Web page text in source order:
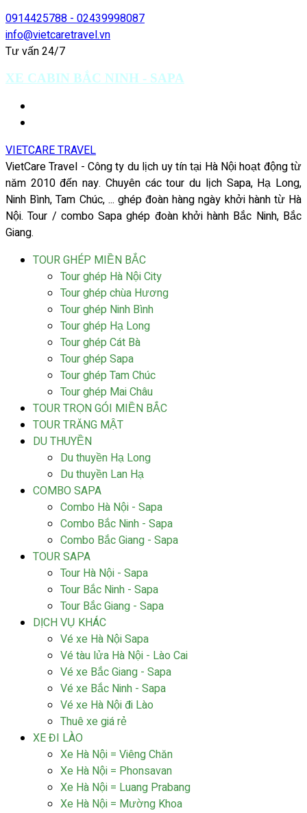
0914425788 - 02439998087
info@vietcaretravel.vn
Tư vấn 24/7
XE CABIN BẮC NINH - SAPA
VIETCARE TRAVEL
VietCare Travel - Công ty du lịch uy tín tại Hà Nội hoạt động từ
năm 2010 đến nay. Chuyên các tour du lịch Sapa, Hạ Long,
Ninh Bình, Tam Chúc, ... ghép đoàn hàng ngày khởi hành từ Hà
Nội. Tour / combo Sapa ghép đoàn khởi hành Bắc Ninh, Bắc
Giang.
TOUR GHÉP MIỀN BẮC
Tour ghép Hà Nội City
Tour ghép chùa Hương
Tour ghép Ninh Bình
Tour ghép Hạ Long
Tour ghép Cát Bà
Tour ghép Sapa
Tour ghép Tam Chúc
Tour ghép Mai Châu
TOUR TRỌN GÓI MIỀN BẮC
TOUR TRĂNG MẬT
DU THUYỀN
Du thuyền Hạ Long
Du thuyền Lan Hạ
COMBO SAPA
Combo Hà Nội - Sapa
Combo Bắc Ninh - Sapa
Combo Bắc Giang - Sapa
TOUR SAPA
Tour Hà Nội - Sapa
Tour Bắc Ninh - Sapa
Tour Bắc Giang - Sapa
DỊCH VỤ KHÁC
Vé xe Hà Nội Sapa
Vé tàu lửa Hà Nội - Lào Cai
Vé xe Bắc Giang - Sapa
Vé xe Bắc Ninh - Sapa
Vé xe Hà Nội đi Lào
Thuê xe giá rẻ
XE ĐI LÀO
Xe Hà Nội = Viêng Chăn
Xe Hà Nội = Phonsavan
Xe Hà Nội = Luang Prabang
Xe Hà Nội = Mường Khoa